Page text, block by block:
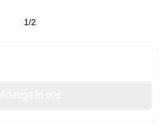
1/2